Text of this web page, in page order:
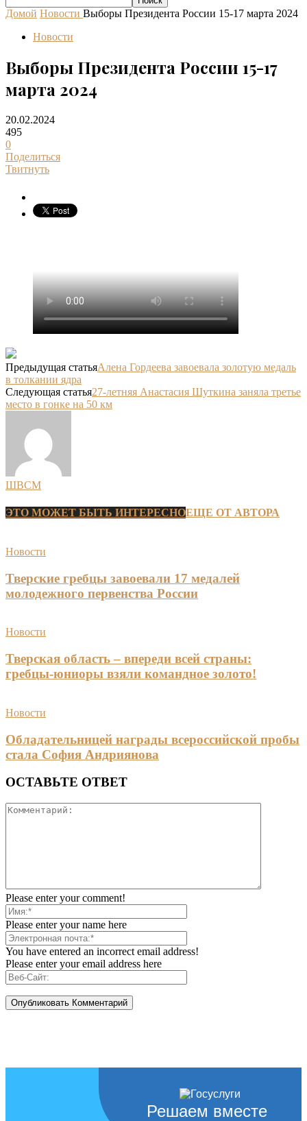
Домой Новости Выборы Президента России 15-17 марта 2024
Новости
Выборы Президента России 15-17
марта 2024
20.02.2024
495
0
Поделиться
Твитнуть
Предыдущая статьяАлена Гордеева завоевала золотую медаль
в толкании ядра
Следующая статья27-летняя Анастасия Шуткина заняла третье
место в гонке на 50 км
ШВСМ
ЭТО МОЖЕТ БЫТЬ ИНТЕРЕСНОЕЩЕ ОТ АВТОРА
Новости
Тверские гребцы завоевали 17 медалей
молодежного первенства России
Новости
Тверская область – впереди всей страны:
гребцы-юниоры взяли командное золото!
Новости
Обладательницей награды всероссийской пробы
стала София Андриянова
ОСТАВЬТЕ ОТВЕТ
Please enter your comment!
Please enter your name here
You have entered an incorrect email address!
Please enter your email address here
Решаем вместе